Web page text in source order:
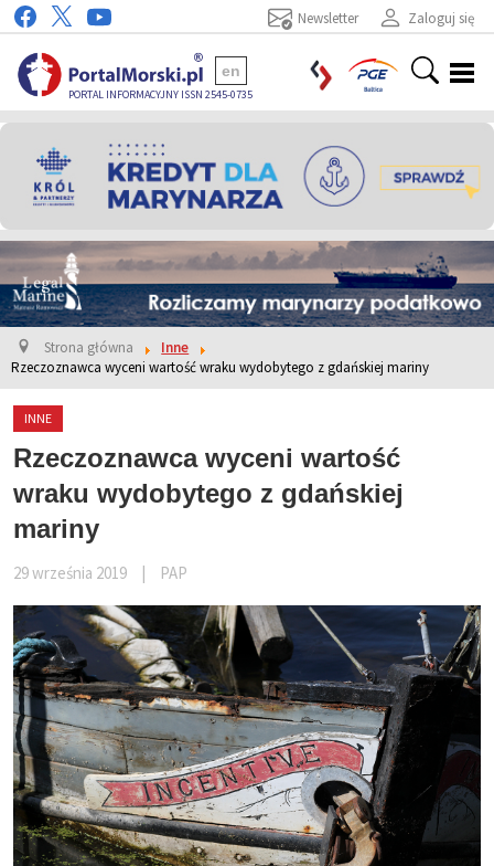
Zaloguj się
Newsletter
PORTAL INFORMACYJNY ISSN 2545-0735
en
Strona główna
Inne
Rzeczoznawca wyceni wartość wraku wydobytego z gdańskiej mariny
INNE
Rzeczoznawca wyceni wartość
wraku wydobytego z gdańskiej
mariny
29 września 2019 PAP